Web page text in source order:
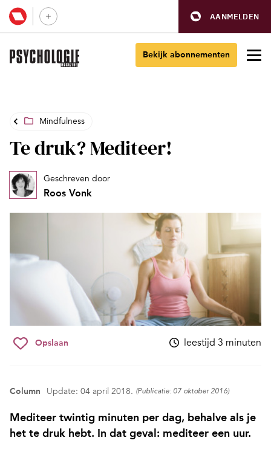
AANMELDEN
Bekijk abonnementen
Mindfulness
Te druk? Mediteer!
Geschreven door
Roos Vonk
Opslaan leestijd 3 minuten
Column Update: 04 april 2018. (Publicatie: 07 oktober 2016)
Mediteer twintig minuten per dag, behalve als je
het te druk hebt. In dat geval: mediteer een uur.